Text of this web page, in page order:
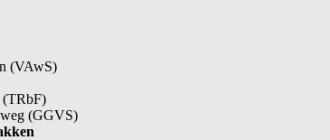
(VAwS)
(TRbF)
weg (GGVS)